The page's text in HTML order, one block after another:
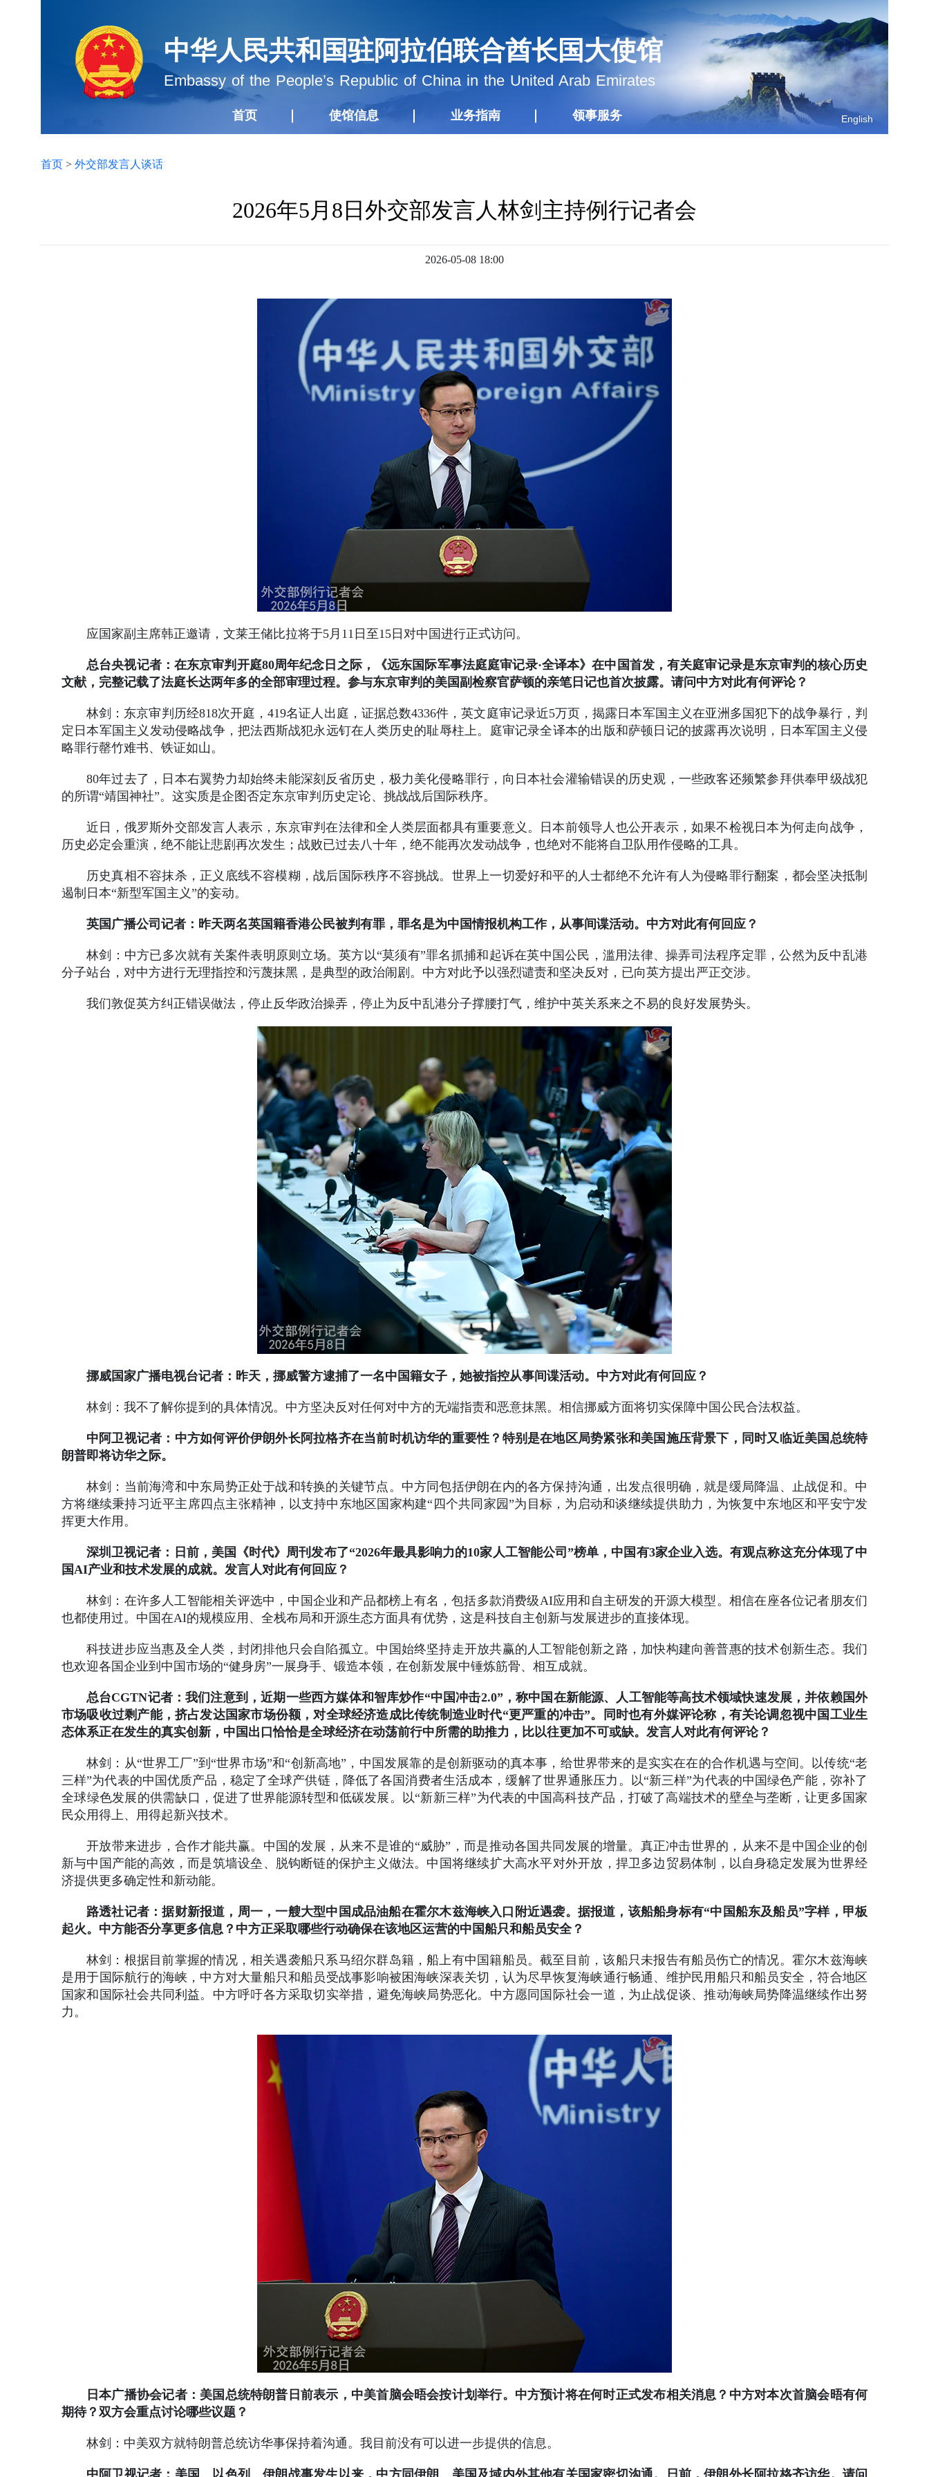
中华人民共和国驻阿拉伯联合酋长国大使馆
Embassy of the People’s Republic of China in the United Arab Emirates
首页 使馆信息 业务指南 领事服务 English
首页 > 外交部发言人谈话
2026年5月8日外交部发言人林剑主持例行记者会
2026-05-08 18:00
应国家副主席韩正邀请，文莱王储比拉将于5月11日至15日对中国进行正式访问。
总台央视记者：在东京审判开庭80周年纪念日之际，《远东国际军事法庭庭审记录·全译本》在中国首发，有关庭审记录是东京审判的核心历史
文献，完整记载了法庭长达两年多的全部审理过程。参与东京审判的美国副检察官萨顿的亲笔日记也首次披露。请问中方对此有何评论？
林剑：东京审判历经818次开庭，419名证人出庭，证据总数4336件，英文庭审记录近5万页，揭露日本军国主义在亚洲多国犯下的战争暴行，判
定日本军国主义发动侵略战争，把法西斯战犯永远钉在人类历史的耻辱柱上。庭审记录全译本的出版和萨顿日记的披露再次说明，日本军国主义侵
略罪行罄竹难书、铁证如山。
80年过去了，日本右翼势力却始终未能深刻反省历史，极力美化侵略罪行，向日本社会灌输错误的历史观，一些政客还频繁参拜供奉甲级战犯
的所谓“靖国神社”。这实质是企图否定东京审判历史定论、挑战战后国际秩序。
近日，俄罗斯外交部发言人表示，东京审判在法律和全人类层面都具有重要意义。日本前领导人也公开表示，如果不检视日本为何走向战争，
历史必定会重演，绝不能让悲剧再次发生；战败已过去八十年，绝不能再次发动战争，也绝对不能将自卫队用作侵略的工具。
历史真相不容抹杀，正义底线不容模糊，战后国际秩序不容挑战。世界上一切爱好和平的人士都绝不允许有人为侵略罪行翻案，都会坚决抵制
遏制日本“新型军国主义”的妄动。
英国广播公司记者：昨天两名英国籍香港公民被判有罪，罪名是为中国情报机构工作，从事间谍活动。中方对此有何回应？
林剑：中方已多次就有关案件表明原则立场。英方以“莫须有”罪名抓捕和起诉在英中国公民，滥用法律、操弄司法程序定罪，公然为反中乱港
分子站台，对中方进行无理指控和污蔑抹黑，是典型的政治闹剧。中方对此予以强烈谴责和坚决反对，已向英方提出严正交涉。
我们敦促英方纠正错误做法，停止反华政治操弄，停止为反中乱港分子撑腰打气，维护中英关系来之不易的良好发展势头。
挪威国家广播电视台记者：昨天，挪威警方逮捕了一名中国籍女子，她被指控从事间谍活动。中方对此有何回应？
林剑：我不了解你提到的具体情况。中方坚决反对任何对中方的无端指责和恶意抹黑。相信挪威方面将切实保障中国公民合法权益。
中阿卫视记者：中方如何评价伊朗外长阿拉格齐在当前时机访华的重要性？特别是在地区局势紧张和美国施压背景下，同时又临近美国总统特
朗普即将访华之际。
林剑：当前海湾和中东局势正处于战和转换的关键节点。中方同包括伊朗在内的各方保持沟通，出发点很明确，就是缓局降温、止战促和。中
方将继续秉持习近平主席四点主张精神，以支持中东地区国家构建“四个共同家园”为目标，为启动和谈继续提供助力，为恢复中东地区和平安宁发
挥更大作用。
深圳卫视记者：日前，美国《时代》周刊发布了“2026年最具影响力的10家人工智能公司”榜单，中国有3家企业入选。有观点称这充分体现了中
国AI产业和技术发展的成就。发言人对此有何回应？
林剑：在许多人工智能相关评选中，中国企业和产品都榜上有名，包括多款消费级AI应用和自主研发的开源大模型。相信在座各位记者朋友们
也都使用过。中国在AI的规模应用、全栈布局和开源生态方面具有优势，这是科技自主创新与发展进步的直接体现。
科技进步应当惠及全人类，封闭排他只会自陷孤立。中国始终坚持走开放共赢的人工智能创新之路，加快构建向善普惠的技术创新生态。我们
也欢迎各国企业到中国市场的“健身房”一展身手、锻造本领，在创新发展中锤炼筋骨、相互成就。
总台CGTN记者：我们注意到，近期一些西方媒体和智库炒作“中国冲击2.0”，称中国在新能源、人工智能等高技术领域快速发展，并依赖国外
市场吸收过剩产能，挤占发达国家市场份额，对全球经济造成比传统制造业时代“更严重的冲击”。同时也有外媒评论称，有关论调忽视中国工业生
态体系正在发生的真实创新，中国出口恰恰是全球经济在动荡前行中所需的助推力，比以往更加不可或缺。发言人对此有何评论？
林剑：从“世界工厂”到“世界市场”和“创新高地”，中国发展靠的是创新驱动的真本事，给世界带来的是实实在在的合作机遇与空间。以传统“老
三样”为代表的中国优质产品，稳定了全球产供链，降低了各国消费者生活成本，缓解了世界通胀压力。以“新三样”为代表的中国绿色产能，弥补了
全球绿色发展的供需缺口，促进了世界能源转型和低碳发展。以“新新三样”为代表的中国高科技产品，打破了高端技术的壁垒与垄断，让更多国家
民众用得上、用得起新兴技术。
开放带来进步，合作才能共赢。中国的发展，从来不是谁的“威胁”，而是推动各国共同发展的增量。真正冲击世界的，从来不是中国企业的创
新与中国产能的高效，而是筑墙设垒、脱钩断链的保护主义做法。中国将继续扩大高水平对外开放，捍卫多边贸易体制，以自身稳定发展为世界经
济提供更多确定性和新动能。
路透社记者：据财新报道，周一，一艘大型中国成品油船在霍尔木兹海峡入口附近遇袭。据报道，该船船身标有“中国船东及船员”字样，甲板
起火。中方能否分享更多信息？中方正采取哪些行动确保在该地区运营的中国船只和船员安全？
林剑：根据目前掌握的情况，相关遇袭船只系马绍尔群岛籍，船上有中国籍船员。截至目前，该船只未报告有船员伤亡的情况。霍尔木兹海峡
是用于国际航行的海峡，中方对大量船只和船员受战事影响被困海峡深表关切，认为尽早恢复海峡通行畅通、维护民用船只和船员安全，符合地区
国家和国际社会共同利益。中方呼吁各方采取切实举措，避免海峡局势恶化。中方愿同国际社会一道，为止战促谈、推动海峡局势降温继续作出努
力。
日本广播协会记者：美国总统特朗普日前表示，中美首脑会晤会按计划举行。中方预计将在何时正式发布相关消息？中方对本次首脑会晤有何
期待？双方会重点讨论哪些议题？
林剑：中美双方就特朗普总统访华事保持着沟通。我目前没有可以进一步提供的信息。
中阿卫视记者：美国、以色列、伊朗战事发生以来，中方同伊朗、美国及域内外其他有关国家密切沟通。日前，伊朗外长阿拉格齐访华。请问